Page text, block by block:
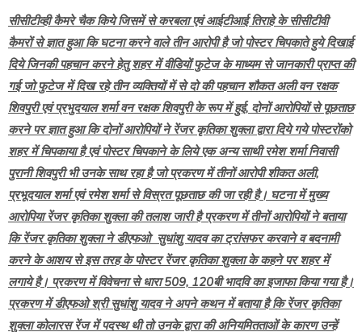
सीसीटीव्ही कैमरे चैक किये जिसमें से करबला एवं आईटीआई तिराहे के सीसीटीवी
कैमरों से ज्ञात हुआ कि घटना करने वाले तीन आरोपी है जो पोस्टर चिपकाते हुये दिखाई
दिये जिनकी पहचान करने हेतु शहर में वीडियों फुटेज के माध्यम से जानकारी प्राप्त की
गई जो फुटेज में दिख रहे तीन व्यक्तियों में से दो की पहचान शौकत अली वन रक्षक
शिवपुरी एवं प्रभुदयाल शर्मा वन रक्षक शिवपुरी के रूप में हुई, दोनों आरोपियों से पूछताछ
करने पर ज्ञात हुआ कि दोनों आरोपियों ने रेंजर कृतिका शुक्ला द्वारा दिये गये पोस्टरोंको
शहर में चिपकाया है एवं पोस्टर चिपकाने के लिये एक अन्य साथी रमेश शर्मा निवासी
पुरानी शिवपुरी भी उनके साथ रहा है जो प्रकरण में तीनों आरोपी शीकत अली,
प्रभूदयाल शर्मा एवं रमेश शर्मा से विस्रत पूछताछ की जा रही है। घटना में मुख्य
आरोपिया रेंजर कृतिका शुक्ला की तलाश जारी है प्रकरण में तीनों आरोपियों ने बताया
कि रेंजर कृतिका शुक्ला ने डीएफओ सुधांशु यादव का ट्रांसफर करवाने व बदनामी
करने के आशय से इस तरह के पोस्टर रेंजर कृतिका शुक्ला के कहने पर शहर में
लगाये है। प्रकरण में विवेचना से धारा 509, 120बी भादवि का इजाफा किया गया है।
प्रकरण में डीएफओ श्री सुधांशु यादव ने अपने कथन में बताया है कि रेंजर कृतिका
शुक्ला कोलारस रेंज में पदस्थ थी तो उनके द्वारा की अनियमितताओं के कारण उन्हें